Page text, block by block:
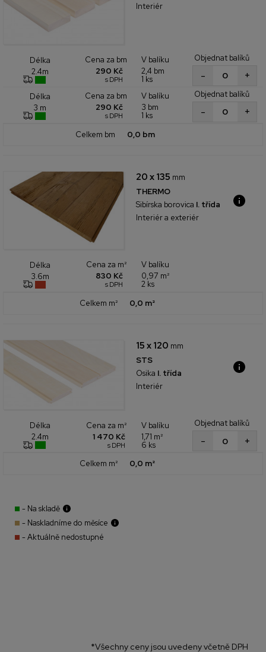
Interiér
Délka
2.4m
Cena za bm
290 Kč
s DPH
V balíku
2,4 bm
1 ks
Objednat balíků
+
-
Délka
3 m
Cena za bm
290 Kč
s DPH
V balíku
3 bm
1 ks
Objednat balíků
+
-
Celkem bm 0,0 bm
20 x 135 mm
THERMO
Sibírska borovica I. třída
Interiér a exteriér
Délka
3.6m
Cena za m²
830 Kč
s DPH
V balíku
0,97 m²
2 ks
Celkem m²
0,0 m²
15 x 120 mm
STS
Osika I. třída
Interiér
Délka
2.4m
Cena za m²
1 470 Kč
s DPH
V balíku
1,71 m²
6 ks
Objednat balíků
+
-
Celkem m² 0,0 m²
- Na skladě
- Naskladníme do měsíce
- Aktuálně nedostupné
*Všechny ceny jsou uvedeny včetně DPH